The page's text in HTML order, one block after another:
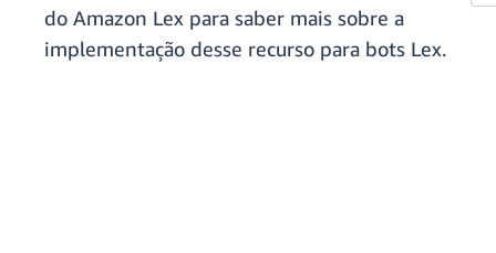
do Amazon Lex para saber mais sobre a
implementação desse recurso para bots Lex.